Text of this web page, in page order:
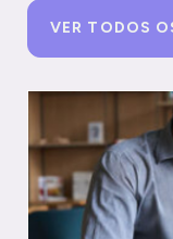
VER TODOS